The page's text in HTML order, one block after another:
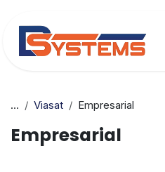
... Viasat Empresarial
Empresarial